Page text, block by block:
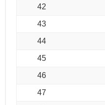
42
43
44
45
46
47